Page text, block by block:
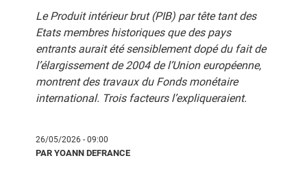
Le Produit intérieur brut (PIB) par tête tant des
Etats membres historiques que des pays
entrants aurait été sensiblement dopé du fait de
l’élargissement de 2004 de l’Union européenne,
montrent des travaux du Fonds monétaire
international. Trois facteurs l’expliqueraient.
26/05/2026 - 09:00
PAR YOANN DEFRANCE